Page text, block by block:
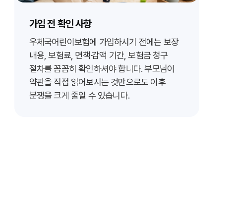
가입 전 확인 사항
우체국어린이보험에 가입하시기 전에는 보장
내용, 보험료, 면책·감액 기간, 보험금 청구
절차를 꼼꼼히 확인하셔야 합니다. 부모님이
약관을 직접 읽어보시는 것만으로도 이후
분쟁을 크게 줄일 수 있습니다.